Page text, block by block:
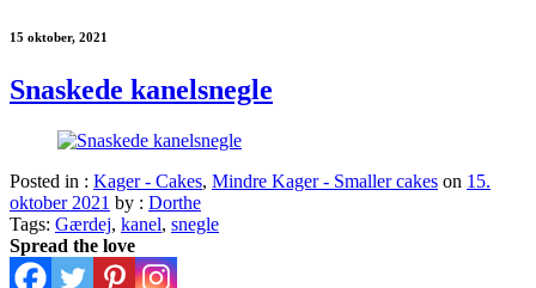
15 oktober, 2021
Snaskede kanelsnegle
Posted in : Kager - Cakes, Mindre Kager - Smaller cakes on 15.
oktober 2021 by : Dorthe
Tags: Gærdej, kanel, snegle
Spread the love